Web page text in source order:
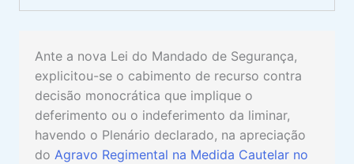
Ante a nova Lei do Mandado de Segurança,
explicitou-se o cabimento de recurso contra
decisão monocrática que implique o
deferimento ou o indeferimento da liminar,
havendo o Plenário declarado, na apreciação
do Agravo Regimental na Medida Cautelar no